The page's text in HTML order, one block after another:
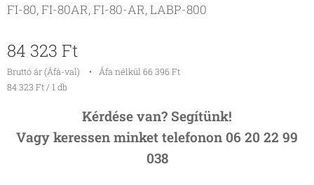
FI-80, FI-80AR, FI-80-AR, LABP-800
84 323 Ft
Bruttó ár (Áfá-val)
Áfa nélkül 66 396 Ft
84 323 Ft / 1 db
Kérdése van? Segítünk!
Vagy keressen minket telefonon 06 20 22 99
038